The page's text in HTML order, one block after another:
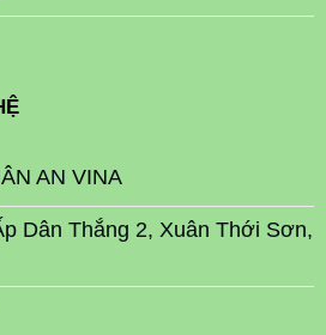
AN VINA
Dân Thắng 2, Xuân Thới Sơn,